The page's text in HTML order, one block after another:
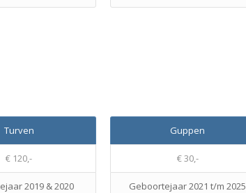
Turven
€ 120,-
2019 & 2020
Guppen
€ 30,-
Geboortejaar 2021 t/m 2025